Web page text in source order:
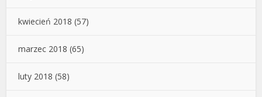
kwiecień 2018 (57)
marzec 2018 (65)
luty 2018 (58)